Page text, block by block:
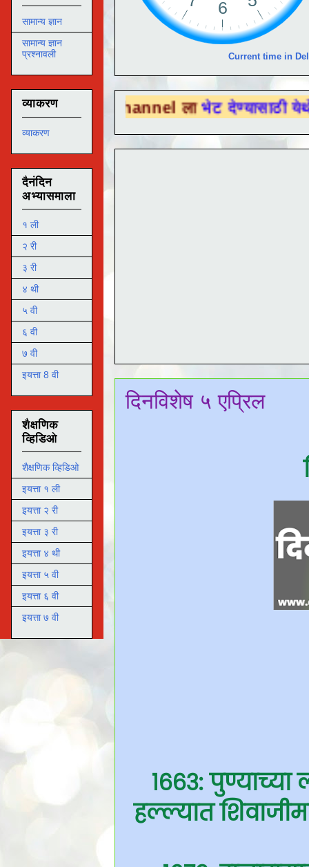
Current time in
Channel ला भेट देण्यासाठी येथे क्लिक करा
दिनविशेष ५ एप्रिल
१६६३:
हल्ल्यात
सामान्य ज्ञान
सामान्य ज्ञान
प्रश्नावली
व्याकरण
व्याकरण
दैनंदिन
अभ्यासमाला
१ ली
२ री
३ री
४ थी
५ वी
६ वी
७ वी
इयत्ता 8 वी
शैक्षणिक
व्हिडिओ
शैक्षणिक व्हिडिओ
इयत्ता १ ली
इयत्ता २ री
इयत्ता ३ री
इयत्ता ४ थी
इयत्ता ५ वी
इयत्ता ६ वी
इयत्ता ७ वी